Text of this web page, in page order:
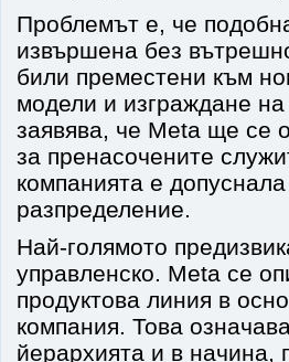
Проблемът е, че
извършена без
били преместени към
модели и изграждане
заявява, че Meta ще се
за пренасочените
компанията е
разпределение.
Най-голямото
управленско. Meta се
продуктова линия в
компания. Това
йерархията и в начина,